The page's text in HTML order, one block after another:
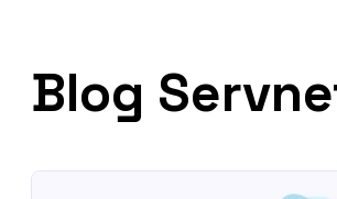
Blog